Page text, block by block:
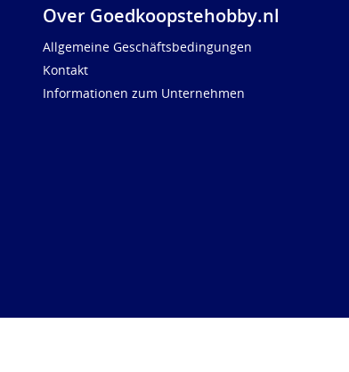
Over Goedkoopstehobby.nl
Allgemeine Geschäftsbedingungen
Kontakt
Informationen zum Unternehmen